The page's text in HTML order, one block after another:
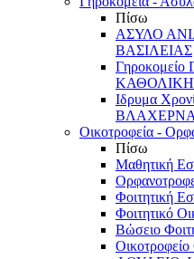
Πίσω
ΑΣΥΛΟ
ΒΑΣΙΛΕΙΑΣ
ΚΑΘΟΛΙΚΗ
Ιδρυμα
ΒΛΑΧΕΡΝΑ
Οικοτροφεία -
Πίσω
Μαθητική
Φοιτητική
Φοιτητικό
Βώσειο